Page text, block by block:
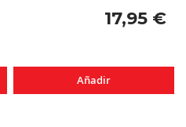
17,95 €
Añadir